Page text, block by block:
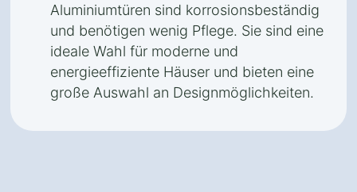
Aluminiumtüren sind korrosionsbeständig
und benötigen wenig Pflege. Sie sind eine
ideale Wahl für moderne und
energieeffiziente Häuser und bieten eine
große Auswahl an Designmöglichkeiten.